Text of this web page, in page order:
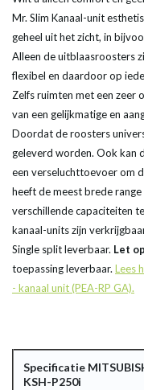
Mr. Slim Kanaal-unit
geheel uit het zicht, in
Alleen de uitblaasroosters
flexibel en daardoor op
Zelfs ruimten met een zeer
van een gelijkmatige en
Doordat de roosters
geleverd worden. Ook kan
een verseluchttoevoer om
heeft de meest brede
verschillende capaciteiten
kanaal-units zijn
Single split leverbaar. Let
toepassing leverbaar. Lees
- kanaal unit (PEA-RP GA).
Specificatie
KSH-P250i